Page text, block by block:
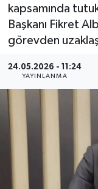
kapsamında
Başkanı Fikret
görevden
24.05.2026 - 11:24
YAYINLANMA
E-Gazete
Haber Arşivi